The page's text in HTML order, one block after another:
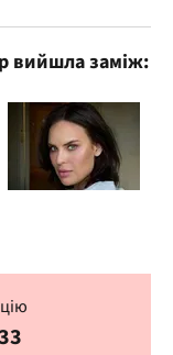
вийшла заміж: